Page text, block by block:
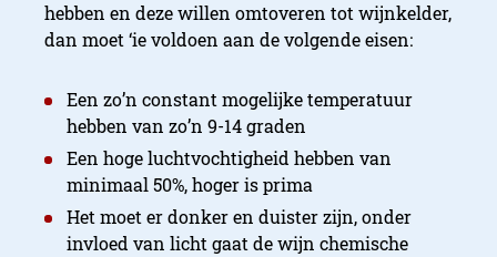
hebben en deze willen omtoveren tot wijnkelder,
dan moet ‘ie voldoen aan de volgende eisen:
Een zo’n constant mogelijke temperatuur
hebben van zo’n 9-14 graden
Een hoge luchtvochtigheid hebben van
minimaal 50%, hoger is prima
Het moet er donker en duister zijn, onder
invloed van licht gaat de wijn chemische